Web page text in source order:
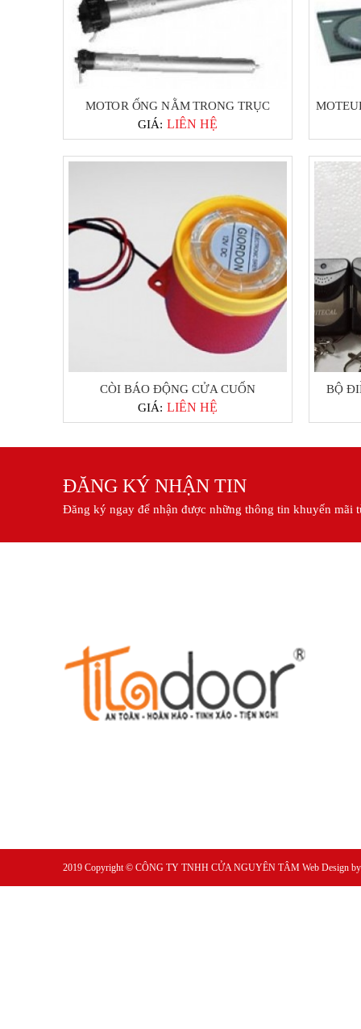
MOTOR ỐNG NẰM TRONG TRỤC
GIÁ: LIÊN HỆ
CÒI BÁO ĐỘNG CỬA CUỐN
GIÁ: LIÊN HỆ
BỘ
ĐĂNG KÝ NHẬN TIN
Đăng ký ngay để nhận được những thông tin khuyến mãi
2019 Copyright © CÔNG TY TNHH CỬA NGUYÊN TÂM Web Design